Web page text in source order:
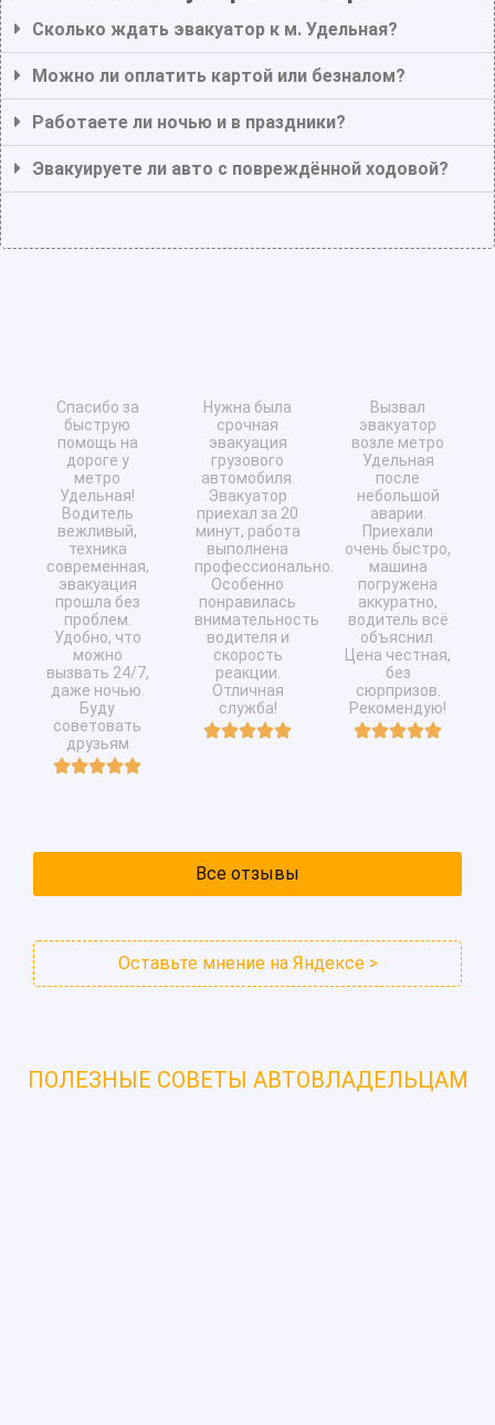
Сколько ждать эвакуатор к м. Удельная?
Можно ли оплатить картой или безналом?
Работаете ли ночью и в праздники?
Эвакуируете ли авто с повреждённой ходовой?
Спасибо за
быструю
помощь на
дороге у
метро
Удельная!
Водитель
вежливый,
техника
современная,
эвакуация
прошла без
проблем.
Удобно, что
можно
вызвать 24/7,
даже ночью.
Буду
советовать
друзьям
Нужна была
срочная
эвакуация
грузового
автомобиля.
Эвакуатор
приехал за 20
минут, работа
выполнена
профессионально.
Особенно
понравилась
внимательность
водителя и
скорость
реакции.
Отличная
служба!
Вызвал
эвакуатор
возле метро
Удельная
после
небольшой
аварии.
Приехали
очень быстро,
машина
погружена
аккуратно,
водитель всё
объяснил.
Цена честная,
без
сюрпризов.
Рекомендую!
Все отзывы
Оставьте мнение на Яндексе >
ПОЛЕЗНЫЕ СОВЕТЫ АВТОВЛАДЕЛЬЦАМ